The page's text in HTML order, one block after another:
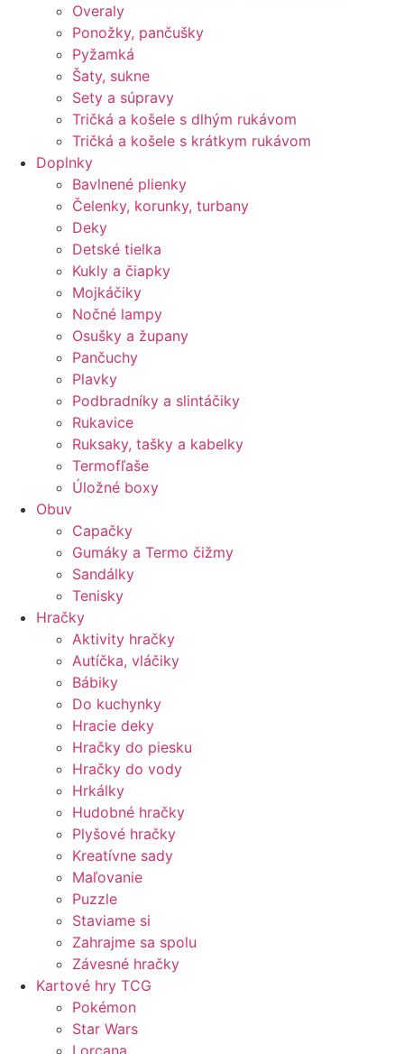
Overaly
Ponožky, pančušky
Pyžamká
Šaty, sukne
Sety a súpravy
Tričká a košele s dlhým rukávom
Tričká a košele s krátkym rukávom
Doplnky
Bavlnené plienky
Čelenky, korunky, turbany
Deky
Detské tielka
Kukly a čiapky
Mojkáčiky
Nočné lampy
Osušky a župany
Pančuchy
Plavky
Podbradníky a slintáčiky
Rukavice
Ruksaky, tašky a kabelky
Termofľaše
Úložné boxy
Obuv
Capačky
Gumáky a Termo čižmy
Sandálky
Tenisky
Hračky
Aktivity hračky
Autíčka, vláčiky
Bábiky
Do kuchynky
Hracie deky
Hračky do piesku
Hračky do vody
Hrkálky
Hudobné hračky
Plyšové hračky
Kreatívne sady
Maľovanie
Puzzle
Staviame si
Zahrajme sa spolu
Závesné hračky
Kartové hry TCG
Pokémon
Star Wars
Lorcana